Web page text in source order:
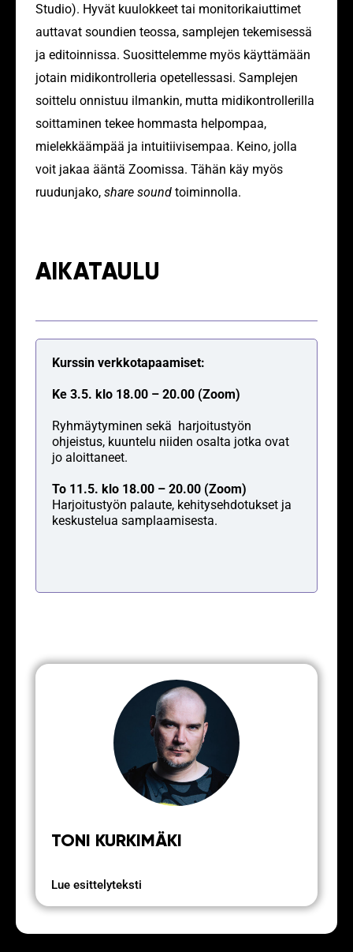
Studio). Hyvät kuulokkeet tai monitorikaiuttimet
auttavat soundien teossa, samplejen tekemisessä
ja editoinnissa. Suosittelemme myös käyttämään
jotain midikontrolleria opetellessasi. Samplejen
soittelu onnistuu ilmankin, mutta midikontrollerilla
soittaminen tekee hommasta helpompaa,
mielekkäämpää ja intuitiivisempaa. Keino, jolla
voit jakaa ääntä Zoomissa. Tähän käy myös
ruudunjako, share sound toiminnolla.
AIKATAULU
Kurssin verkkotapaamiset:
Ke 3.5. klo 18.00 – 20.00 (Zoom)
Ryhmäytyminen sekä harjoitustyön
ohjeistus, kuuntelu niiden osalta jotka ovat
jo aloittaneet.
To 11.5. klo 18.00 – 20.00 (Zoom)
Harjoitustyön palaute, kehitysehdotukset ja
keskustelua samplaamisesta.
TONI KURKIMÄKI
Lue esittelyteksti